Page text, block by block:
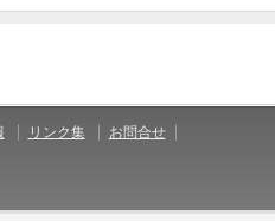
リンク集 お問合せ